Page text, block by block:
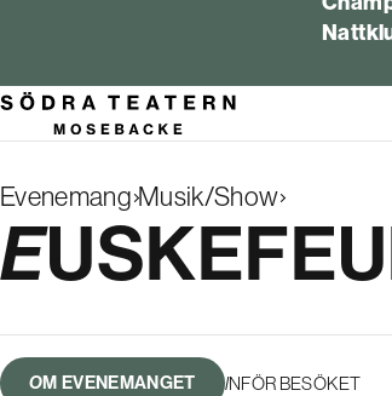
Search
results
Evenemang Musik/Show
OM EVENEMANGET INFÖR BESÖKET